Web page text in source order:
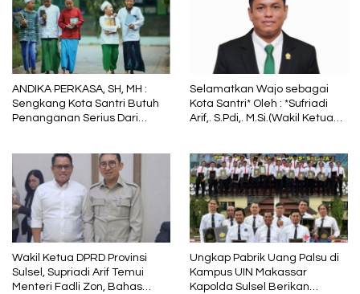
ANDIKA PERKASA, SH, MH :
Sengkang Kota Santri Butuh
Penanganan Serius Dari
Selamatkan Wajo sebagai
Kota Santri* Oleh : *Sufriadi
Arif,. S.Pdi,. M.Si.(Wakil Ketua
Wakil Ketua DPRD Provinsi
Sulsel, Supriadi Arif Temui
Menteri Fadli Zon, Bahas
Ungkap Pabrik Uang Palsu di
Kampus UIN Makassar
Kapolda Sulsel Berikan